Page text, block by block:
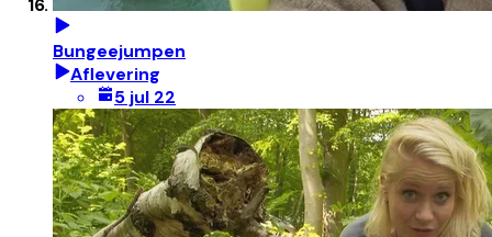
Bungeejumpen
Aflevering
5 jul 22